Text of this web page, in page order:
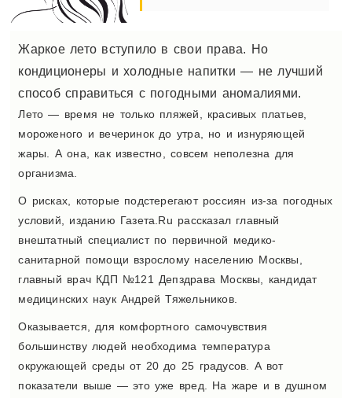
Жаркое лето вступило в свои права. Но
кондиционеры и холодные напитки — не лучший
способ справиться с погодными аномалиями.
Лето — время не только пляжей, красивых платьев,
мороженого и вечеринок до утра, но и изнуряющей
жары. А она, как известно, совсем неполезна для
организма.
О рисках, которые подстерегают россиян из-за погодных
условий, изданию Газета.Ru рассказал главный
внештатный специалист по первичной медико-
санитарной помощи взрослому населению Москвы,
главный врач КДП №121 Депздрава Москвы, кандидат
медицинских наук Андрей Тяжельников.
Оказывается, для комфортного самочувствия
большинству людей необходима температура
окружающей среды от 20 до 25 градусов. А вот
показатели выше — это уже вред. На жаре и в душном